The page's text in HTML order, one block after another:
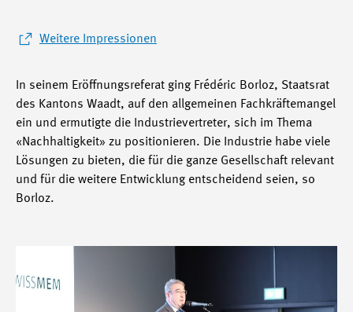
Weitere Impressionen
In seinem Eröffnungsreferat ging Frédéric Borloz, Staatsrat
des Kantons Waadt, auf den allgemeinen Fachkräftemangel
ein und ermutigte die Industrievertreter, sich im Thema
«Nachhaltigkeit» zu positionieren. Die Industrie habe viele
Lösungen zu bieten, die für die ganze Gesellschaft relevant
und für die weitere Entwicklung entscheidend seien, so
Borloz.